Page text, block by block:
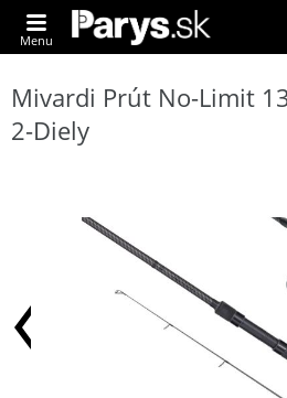
Menu
Mivardi Prút No-Limit
2-Diely